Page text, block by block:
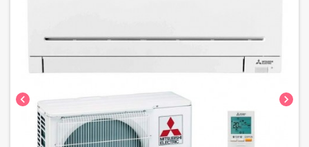
chevron_left chevron_right